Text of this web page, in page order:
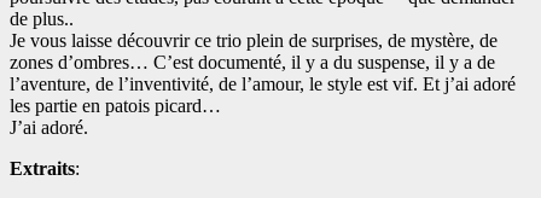
de plus..
Je vous laisse découvrir ce trio plein de surprises, de mystère, de
zones d’ombres… C’est documenté, il y a du suspense, il y a de
l’aventure, de l’inventivité, de l’amour, le style est vif. Et j’ai adoré
les partie en patois picard…
J’ai adoré.
Extraits: